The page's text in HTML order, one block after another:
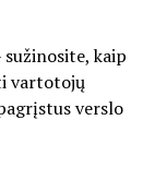
sužinosite, kaip
vartotojų
verslo